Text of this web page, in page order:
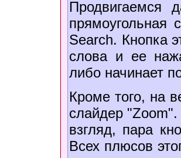
Продвигаемся
прямоугольная
Search. Кнопка
слова и ее
либо начинает
Кроме того, на
слайдер
взгляд, пара
Всех плюсов